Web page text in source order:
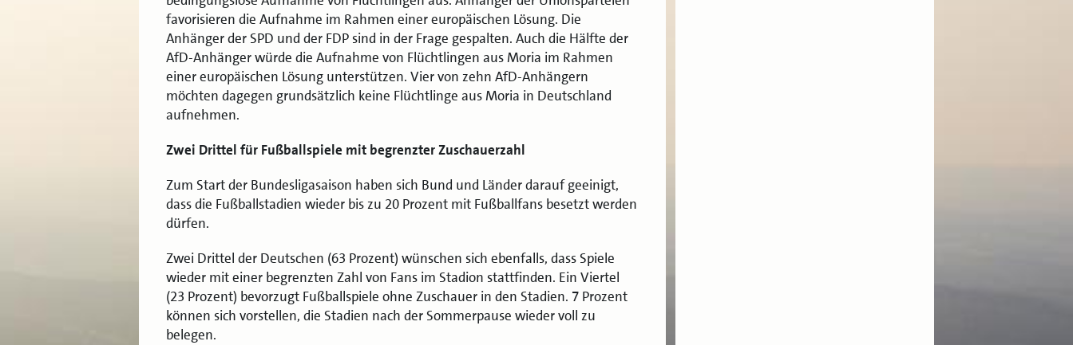
favorisieren die Aufnahme im Rahmen einer europäischen Lösung. Die
Anhänger der SPD und der FDP sind in der Frage gespalten. Auch die Hälfte der
AfD-Anhänger würde die Aufnahme von Flüchtlingen aus Moria im Rahmen
einer europäischen Lösung unterstützen. Vier von zehn AfD-Anhängern
möchten dagegen grundsätzlich keine Flüchtlinge aus Moria in Deutschland
aufnehmen.
Zwei Drittel für Fußballspiele mit begrenzter Zuschauerzahl
Zum Start der Bundesligasaison haben sich Bund und Länder darauf geeinigt,
dass die Fußballstadien wieder bis zu 20 Prozent mit Fußballfans besetzt werden
dürfen.
Zwei Drittel der Deutschen (63 Prozent) wünschen sich ebenfalls, dass Spiele
wieder mit einer begrenzten Zahl von Fans im Stadion stattfinden. Ein Viertel
(23 Prozent) bevorzugt Fußballspiele ohne Zuschauer in den Stadien. 7 Prozent
können sich vorstellen, die Stadien nach der Sommerpause wieder voll zu
belegen.